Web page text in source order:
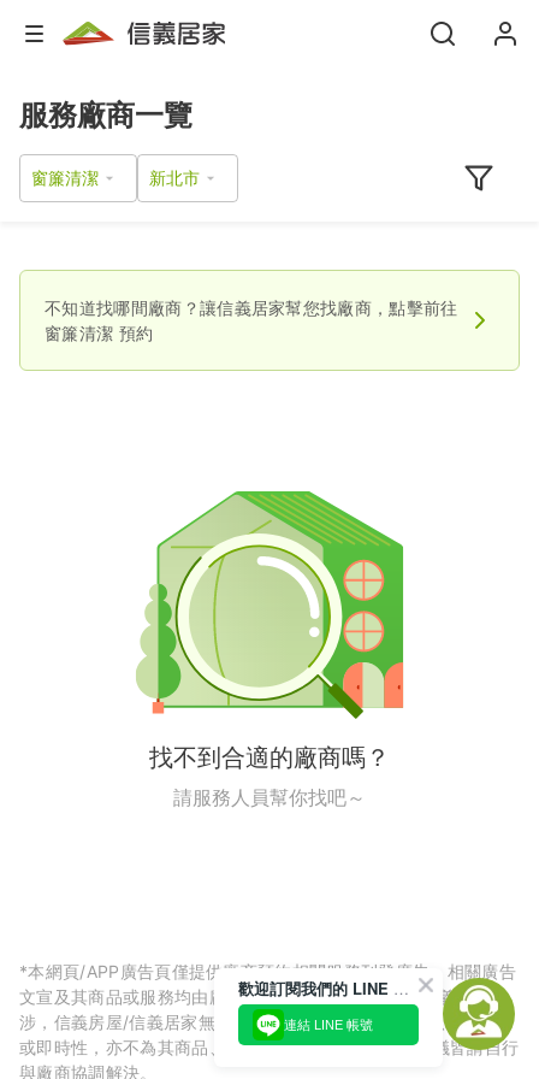
服務廠商一覽
窗簾清潔
不知道找哪間廠商？讓信義居家幫您找廠商，點擊前往
窗簾清潔 預約
找不到合適的廠商嗎？
請服務人員幫你找吧～
*本網頁/APP廣告頁僅提供廠商預約相關服務刊登廣告，相關廣告
文宣及其商品或服務均由廠商自行提供，與信義房屋/信義居家無
涉，信義房屋/信義居家無法擔保廠商廣告內容的正確性、可信度
或即時性，亦不為其商品、服務品質負責，所生任何爭議皆請自行
與廠商協調解決。
歡迎訂閱我們的 LINE 官方帳號
連結 LINE 帳號